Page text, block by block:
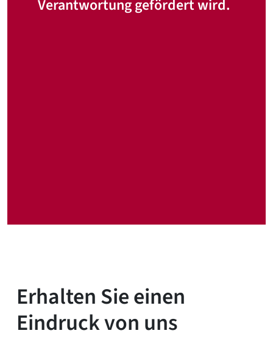
Verantwortung gefördert wird.
Erhalten Sie einen
Eindruck von uns